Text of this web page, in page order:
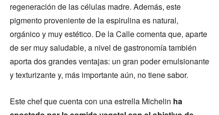
regeneración de las células madre. Además, este
pigmento proveniente de la espirulina es natural,
orgánico y muy estético. De la Calle comenta que, aparte
de ser muy saludable, a nivel de gastronomía también
aporta dos grandes ventajas: un gran poder emulsionante
y texturizante y, más importante aún, no tiene sabor.
Este chef que cuenta con una estrella Michelin ha